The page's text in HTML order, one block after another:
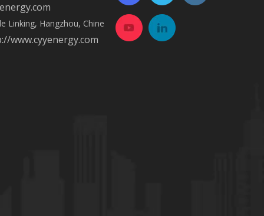
Linking, Hangzhou, Chine
www.cyyenergy.com